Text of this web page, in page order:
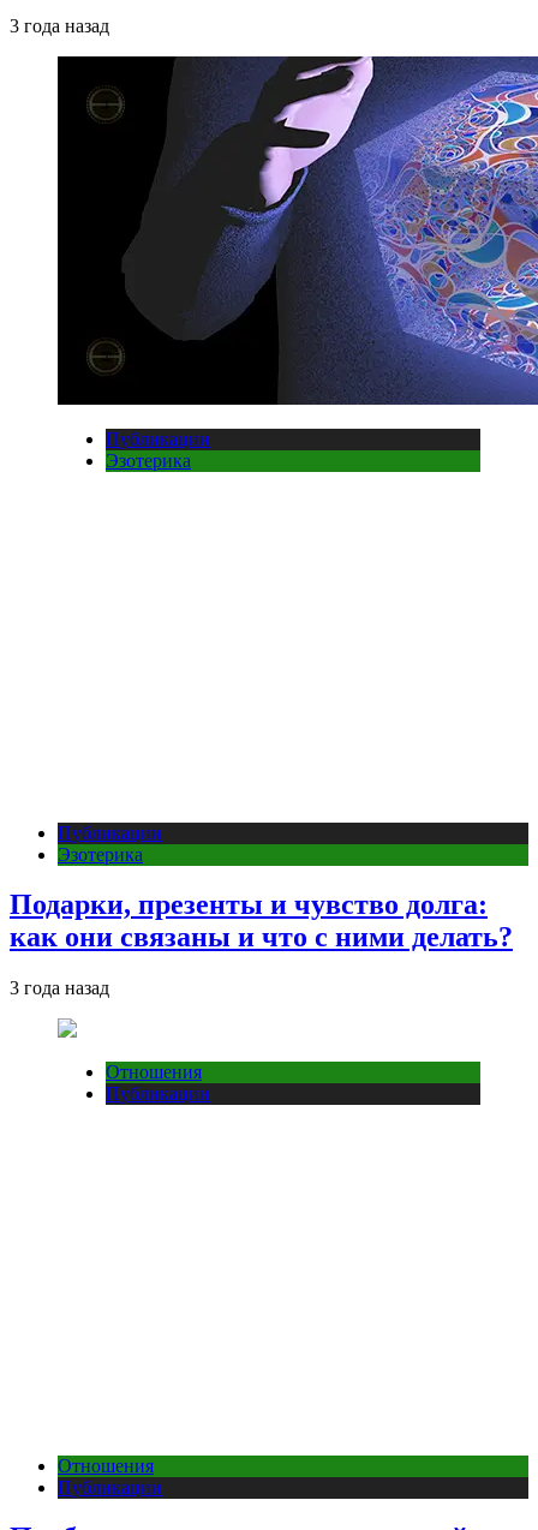
3 года назад
Публикации
Эзотерика
Публикации
Эзотерика
Подарки, презенты и чувство долга:
как они связаны и что с ними делать?
3 года назад
Отношения
Публикации
Отношения
Публикации